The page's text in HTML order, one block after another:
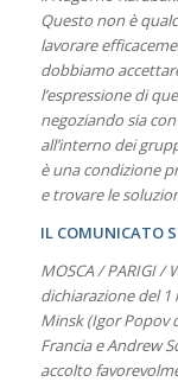
Questo non è
lavorare
dobbiamo
l’espressione di
negoziando sia
all’interno dei
è una condizione
e trovare le
IL COMUNICATO
MOSCA / PARIGI /
dichiarazione del 1
Minsk (Igor Popov
Francia e Andrew
accolto